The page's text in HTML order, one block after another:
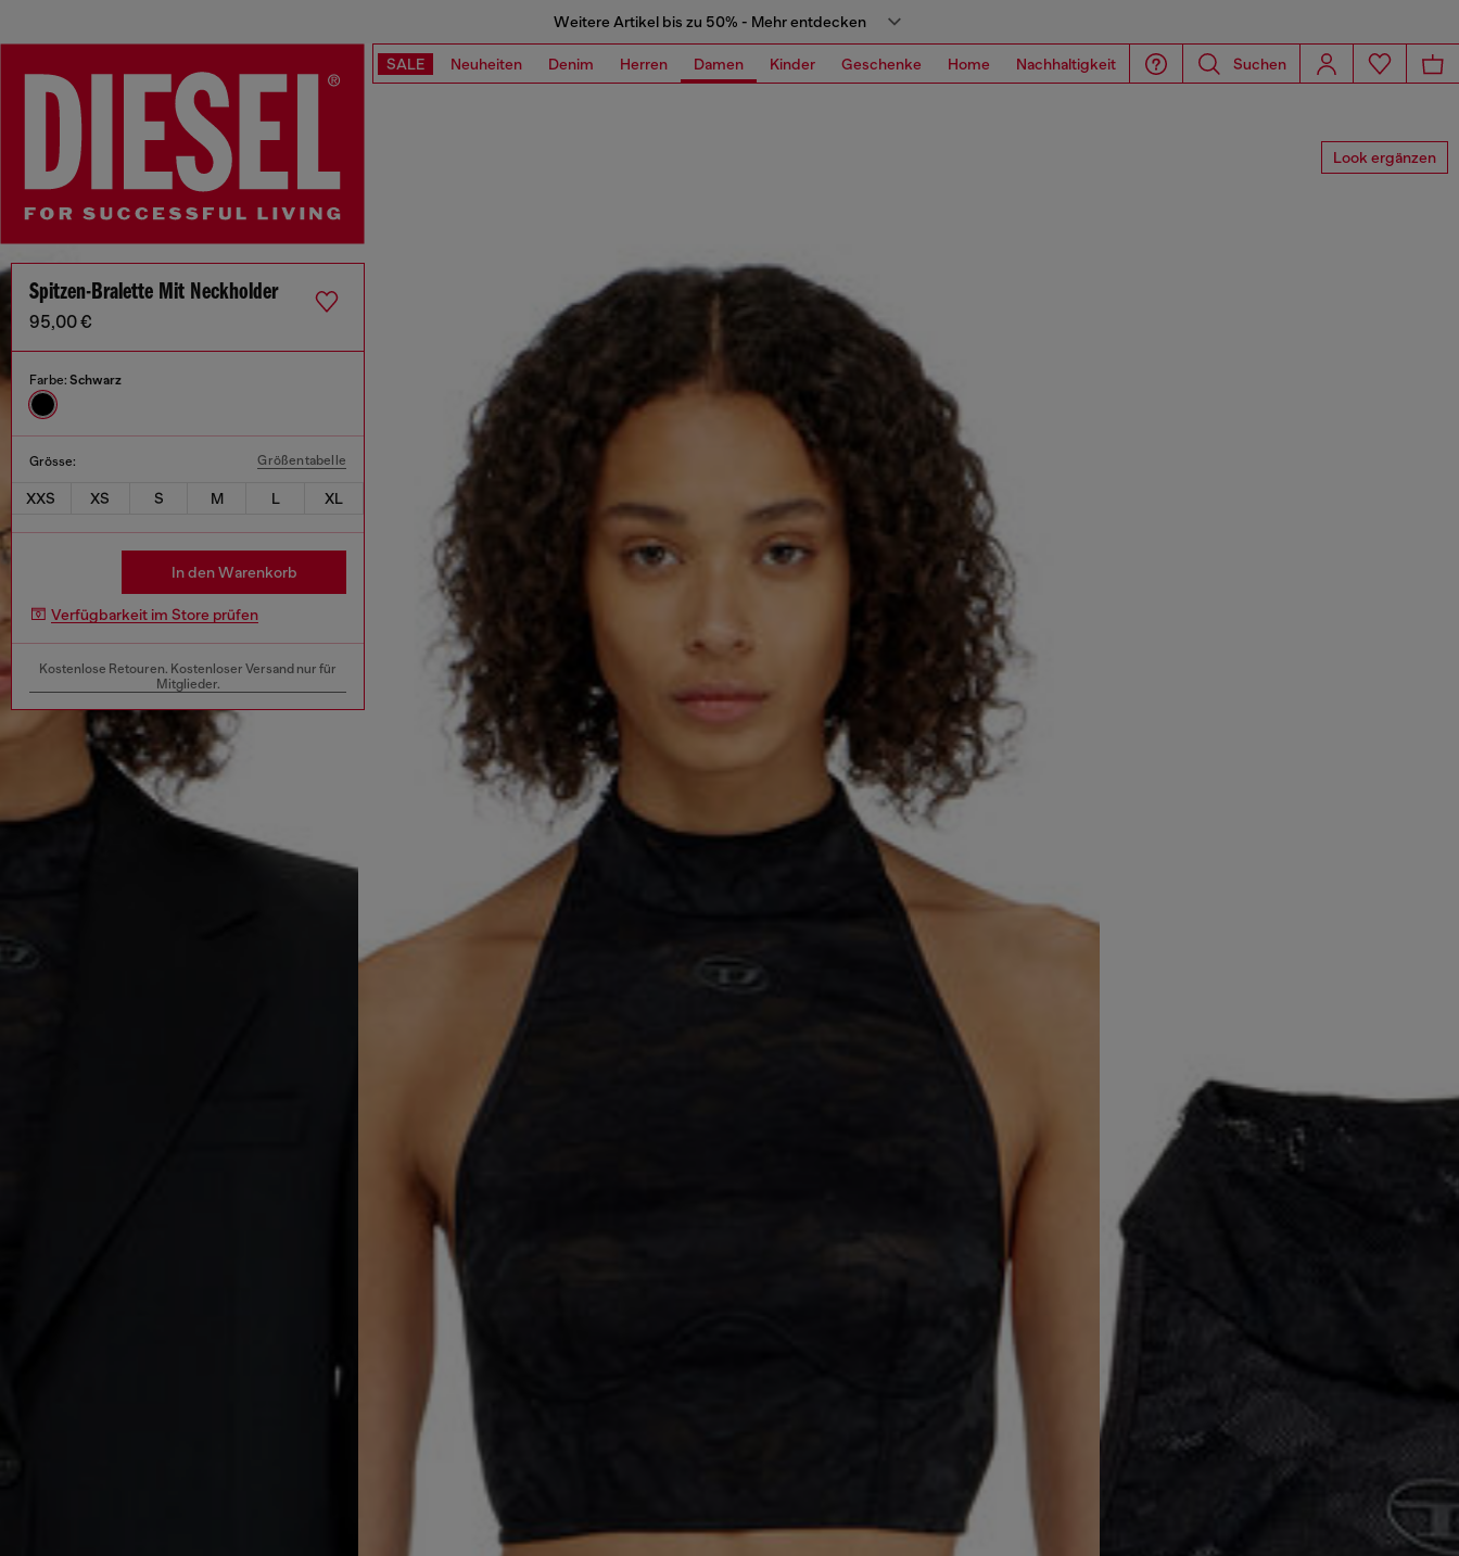
Weitere Artikel bis zu 50% - Mehr entdecken
SALE Neuheiten Denim Herren Damen Kinder Geschenke Home Nachhaltigkeit Suchen
Look ergänzen
Spitzen-Bralette Mit Neckholder
95,00 €
Farbe: Schwarz
Grösse: Größentabelle
XXS XS S M L XL
In den Warenkorb
Verfügbarkeit im Store prüfen
Kostenlose Retouren. Kostenloser Versand nur für
Mitglieder.